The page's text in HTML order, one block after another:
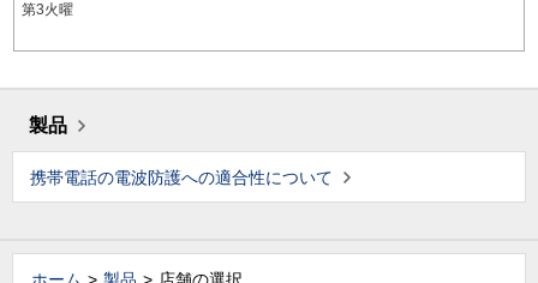
第3火曜
製品
携帯電話の電波防護への適合性について